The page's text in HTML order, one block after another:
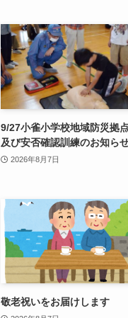
9/27小雀小学校地域防災拠
及び安否確認訓練のお知ら
2026年8月7日
敬老祝いをお届けします